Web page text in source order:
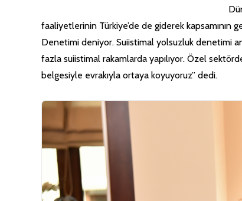
faaliyetlerinin Türkiye’de de giderek kapsamının
Denetimi deniyor. Suiistimal yolsuzluk denetimi
fazla suiistimal rakamlarda yapılıyor. Özel
belgesiyle evrakıyla ortaya koyuyoruz” dedi.